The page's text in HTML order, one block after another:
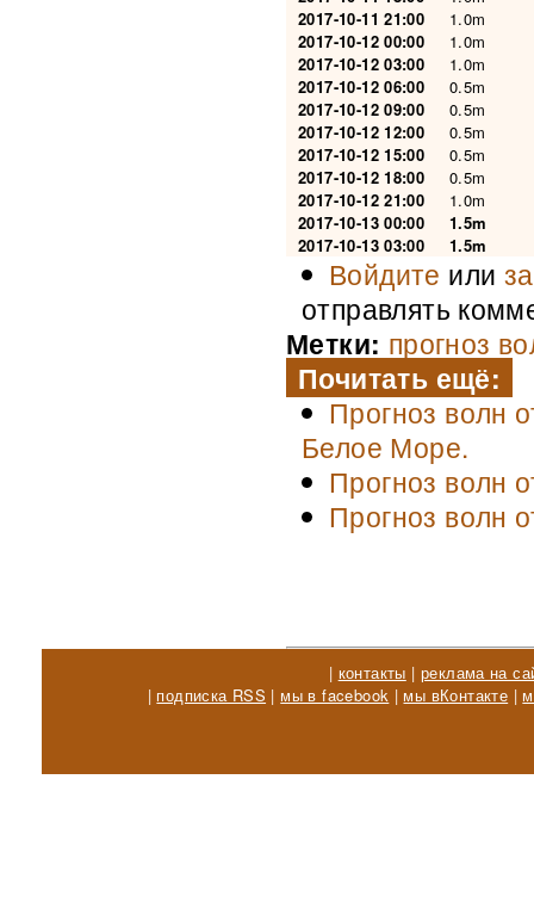
2017-10-11 21:00
2017-10-12 00:00
2017-10-12 03:00
2017-10-12 06:00
2017-10-12 09:00
2017-10-12 12:00
2017-10-12 15:00
2017-10-12 18:00
2017-10-12 21:00
2017-10-13 00:00
2017-10-13 03:00
1.0m
1.0m
1.0m
0.5m
0.5m
0.5m
0.5m
0.5m
1.0m
1.5m
1.5m
Войдите или
отправлять
Метки: прогноз
Почитать ещё:
Прогноз волн
Белое Море.
Прогноз волн
Прогноз волн
| контакты | реклама на
| подписка RSS | мы в facebook | мы вКонтакте |